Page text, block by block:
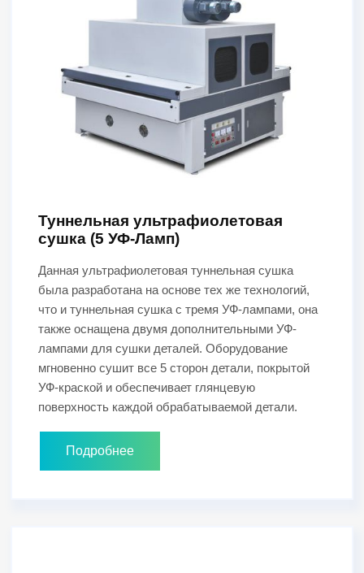
Туннельная ультрафиолетовая
сушка (5 УФ-Ламп)
Данная ультрафиолетовая туннельная сушка
была разработана на основе тех же технологий,
что и туннельная сушка с тремя УФ-лампами, она
также оснащена двумя дополнительными УФ-
лампами для сушки деталей. Оборудование
мгновенно сушит все 5 сторон детали, покрытой
УФ-краской и обеспечивает глянцевую
поверхность каждой обрабатываемой детали.
Подробнее